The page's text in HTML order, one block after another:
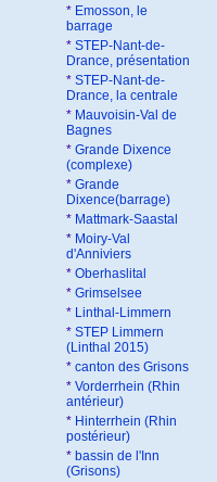
* Emosson, le
barrage
* STEP-Nant-de-
Drance, présentation
* STEP-Nant-de-
Drance, la centrale
* Mauvoisin-Val de
Bagnes
* Grande Dixence
(complexe)
* Grande
Dixence(barrage)
* Mattmark-Saastal
* Moiry-Val
d'Anniviers
* Oberhaslital
* Grimselsee
* Linthal-Limmern
* STEP Limmern
(Linthal 2015)
* canton des Grisons
* Vorderrhein (Rhin
antérieur)
* Hinterrhein (Rhin
postérieur)
* bassin de l'Inn
(Grisons)